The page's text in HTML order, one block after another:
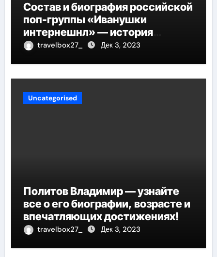
Состав и биография российской
поп-группы «Иванушки
интернешнл» — история
успеха, музыка и судьбы
travelbox27_ Дек 3, 2023
Uncategorised
Политов Владимир — узнайте
все о его биографии, возрасте и
впечатляющих достижениях!
travelbox27_ Дек 3, 2023